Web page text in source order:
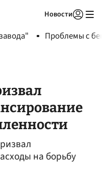
Новости
Проблемы с
на борьбу